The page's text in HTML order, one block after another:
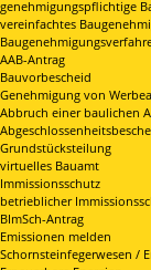
genehmigungspflichtige
vereinfachtes
AAB-Antrag
Bauvorbescheid
Genehmigung von
Abbruch einer baulichen
Grundstücksteilung
virtuelles Bauamt
Immissionsschutz
betrieblicher
BImSch-Antrag
Emissionen melden
Schornsteinfegerwesen /